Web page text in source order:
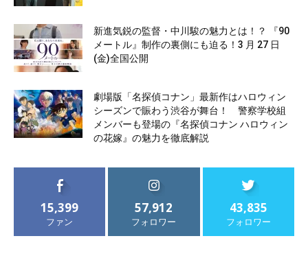
新進気鋭の監督・中川駿の魅力とは！？ 『90
メートル』制作の裏側にも迫る！3 月 27 日
(金)全国公開
劇場版「名探偵コナン」最新作はハロウィン
シーズンで賑わう渋谷が舞台！ 警察学校組
メンバーも登場の『名探偵コナン ハロウィン
の花嫁』の魅力を徹底解説
15,399
ファン
57,912
フォロワー
43,835
フォロワー